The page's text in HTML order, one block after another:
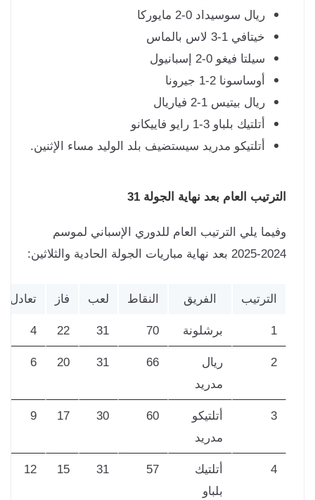
ريال سوسيداد 0-2 مايوركا
خيتافي 1-3 لاس بالماس
سيلتا فيغو 0-2 إسبانيول
أوساسونا 2-1 جيرونا
ريال بيتيس 1-2 فياريال
أتلتيك بلباو 3-1 رايو فاييكانو
أتلتيكو مدريد سيستضيف بلد الوليد مساء الإثنين.
العام بعد نهاية الجولة 31
يلي الترتيب العام للدوري الإسباني لموسم
الفريق النقاط لعب فاز تعادل خسر
برشلونة 70
22
4
20
6
60
17
9
57
15
12
4